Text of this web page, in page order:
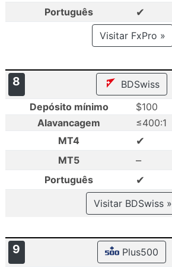
Português ✔
Visitar FxPro »
8
BDSwiss
Depósito mínimo
$100
Alavancagem
≤400:1
MT4
✔
MT5 –
Português ✔
Visitar BDSwiss »
9
Plus500